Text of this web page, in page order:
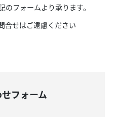
フォームより承ります。
合せはご遠慮ください
フォーム